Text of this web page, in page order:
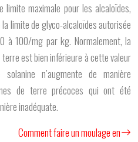
limite maximale pour les alcaloïdes,
limite de glyco-alcaloïdes autorisée
à 100/mg par kg. Normalement, la
est bien inférieure à cette valeur
n’augmente de manière
de terre précoces qui ont été
inadéquate.
Comment faire un moulage en